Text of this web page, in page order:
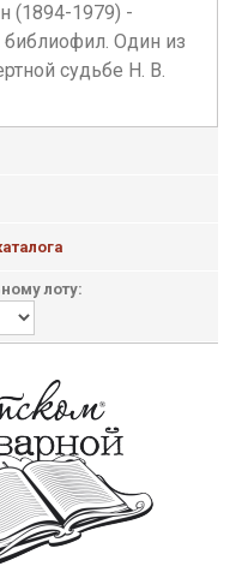
(1894-1979) -
библиофил. Один из
судьбе Н. В.
лоту: